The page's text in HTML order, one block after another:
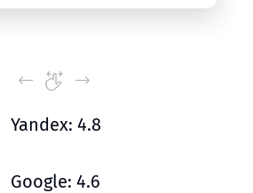
Yandex: 4.8
Google: 4.6